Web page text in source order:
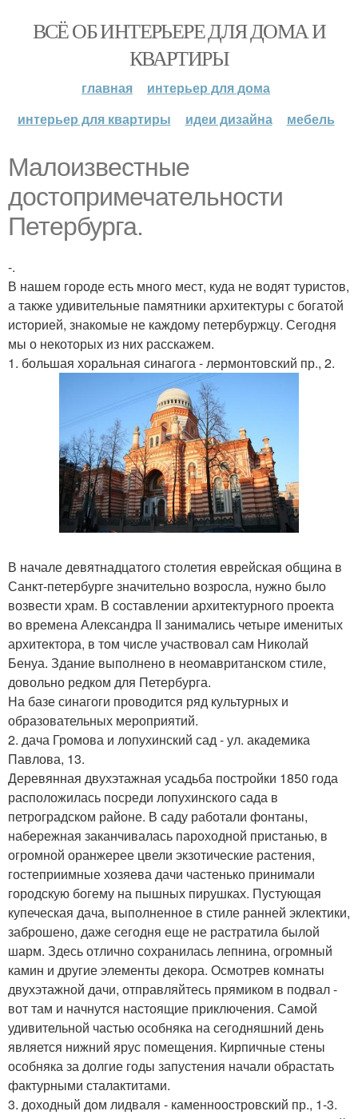
ВСЁ ОБ ИНТЕРЬЕРЕ ДЛЯ ДОМА И
КВАРТИРЫ
главная
интерьер для дома
интерьер для квартиры
идеи дизайна мебель
Малоизвестные
достопримечательности
Петербурга.
-.
В нашем городе есть много мест, куда не водят туристов,
а также удивительные памятники архитектуры с богатой
историей, знакомые не каждому петербуржцу. Сегодня
мы о некоторых из них расскажем.
1. большая хоральная синагога - лермонтовский пр., 2.
В начале девятнадцатого столетия еврейская община в
Санкт-петербурге значительно возросла, нужно было
возвести храм. В составлении архитектурного проекта
во времена Александра II занимались четыре именитых
архитектора, в том числе участвовал сам Николай
Бенуа. Здание выполнено в неомавританском стиле,
довольно редком для Петербурга.
На базе синагоги проводится ряд культурных и
образовательных мероприятий.
2. дача Громова и лопухинский сад - ул. академика
Павлова, 13.
Деревянная двухэтажная усадьба постройки 1850 года
расположилась посреди лопухинского сада в
петроградском районе. В саду работали фонтаны,
набережная заканчивалась пароходной пристанью, в
огромной оранжерее цвели экзотические растения,
гостеприимные хозяева дачи частенько принимали
городскую богему на пышных пирушках. Пустующая
купеческая дача, выполненное в стиле ранней эклектики,
заброшено, даже сегодня еще не растратила былой
шарм. Здесь отлично сохранилась лепнина, огромный
камин и другие элементы декора. Осмотрев комнаты
двухэтажной дачи, отправляйтесь прямиком в подвал -
вот там и начнутся настоящие приключения. Самой
удивительной частью особняка на сегодняшний день
является нижний ярус помещения. Кирпичные стены
особняка за долгие годы запустения начали обрастать
фактурными сталактитами.
3. доходный дом лидваля - каменноостровский пр., 1-3.